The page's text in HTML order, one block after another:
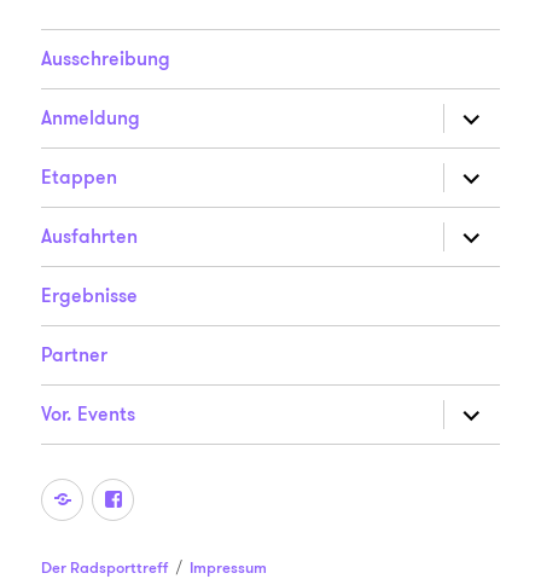
Ausschreibung
Anmeldung
anzeigen
Etappen
anzeigen
Ausfahrten
anzeigen
Ergebnisse
Partner
Vor. Events
anzeigen
Der
Radsporttreff
auf
Der
auf
Der Radsporttreff Impressum